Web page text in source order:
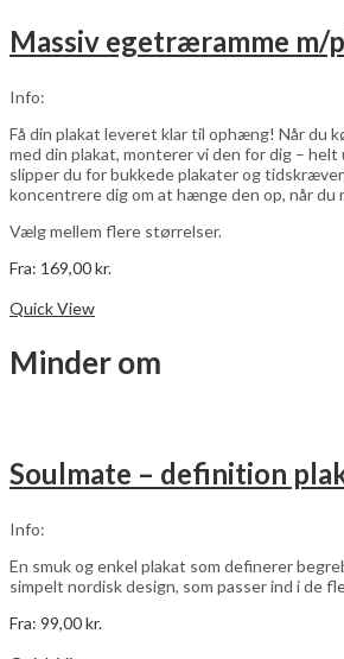
Mulighederne
varesiden
Info:
Få din plakat leveret klar til ophæng! Når du
med din plakat, monterer vi den for dig – helt
slipper du for bukkede plakater og
koncentrere dig om at hænge den op, når du
Vælg mellem flere størrelser.
Fra: 169,00kr.
varianter.
varesiden
Quick View
Minder om
Soulmate – definition
Info:
En smuk og enkel plakat som definerer
simpelt nordisk design, som passer ind i de
Fra: 99,00kr.